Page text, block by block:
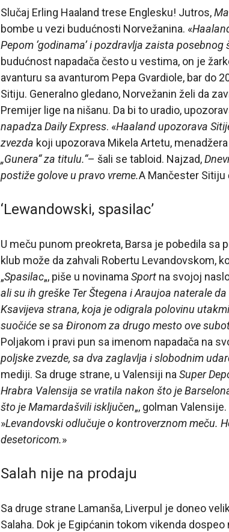
Slučaj Erling Haaland trese Englesku! Jutros,
bombe u vezi budućnosti Norvežanina. «
Pepom ‘godinama’ i pozdravlja zaista posebnog
budućnost napadača često u vestima, on je
avanturu sa avanturom Pepa Gvardiole, bar do
Sitiju. Generalno gledano, Norvežanin želi da
Premijer lige na nišanu. Da bi to uradio,
napadza Daily Express. «Haaland upozorava
zvezda koji upozorava Mikela Artetu,
„Gunera“ za titulu.“– šali se tabloid. Najzad,
postiže golove u pravo vreme.A Mančester Sitiju
‘Lewandowski, spasilac’
U meču punom preokreta, Barsa je pobedila sa
klub može da zahvali Robertu Levandovskom,
„Spasilac„, piše u novinama Sport na svojoj
ali su ih greške Ter Štegena i Araujoa naterale
Ksavijeva strana, koja je odigrala polovinu
suočiće se sa Đironom za drugo mesto ove
Poljakom i pravi pun sa imenom napadača na
poljske zvezde, sa dva zaglavlja i slobodnim
mediji. Sa druge strane, u Valensiji na Super
Hrabra Valensija se vratila nakon što je
što je Mamardašvili isključen„, golman Valensije.
»Levandovski odlučuje o kontroverznom meču.
desetoricom.»
Salah nije na prodaju
Sa druge strane Lamanša, Liverpul je doneo
Salaha. Dok je Egipćanin tokom vikenda